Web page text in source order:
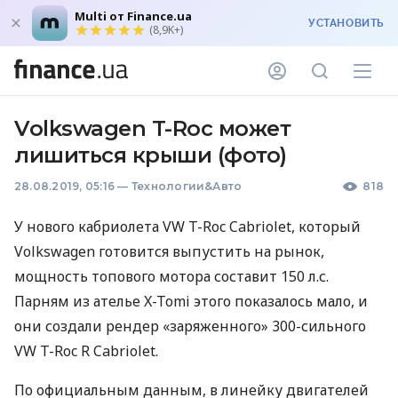
Multi от Finance.ua
(8,9K+) УСТАНОВИТЬ
Volkswagen T-Roc может
лишиться крыши (фото)
28.08.2019, 05:16 — Технологии&Авто 818
У нового кабриолета VW T-Roc Cabriolet, который
Volkswagen готовится выпустить на рынок,
мощность топового мотора составит 150 л.с.
Парням из ателье X-Tomi этого показалось мало, и
они создали рендер «заряженного» 300-сильного
VW T-Roc R Cabriolet.
По официальным данным, в линейку двигателей